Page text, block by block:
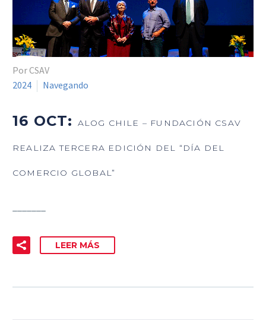
Por CSAV
2024
Navegando
16 OCT: ALOG CHILE – FUNDACIÓN CSAV
REALIZA TERCERA EDICIÓN DEL “DÍA DEL
COMERCIO GLOBAL”
LEER MÁS